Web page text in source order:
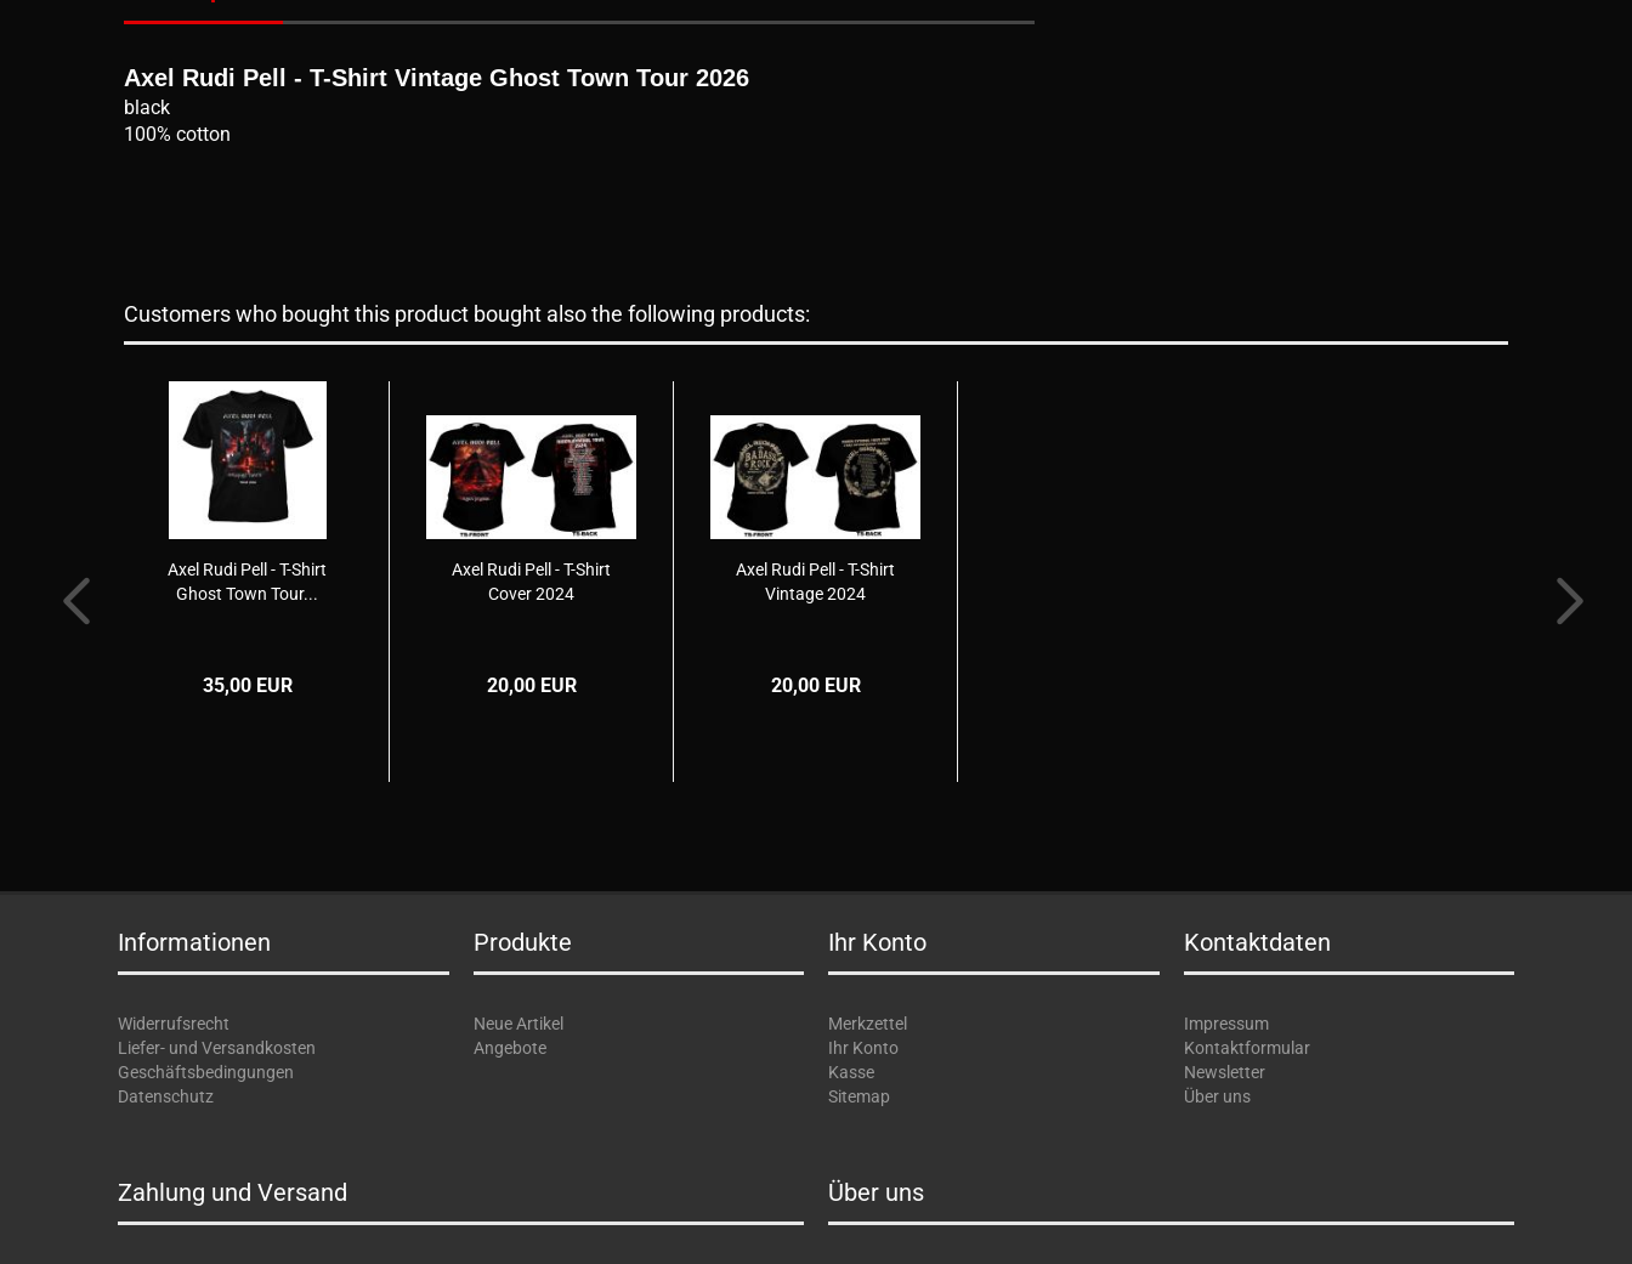
Axel Rudi Pell - T-Shirt Vintage Ghost Town Tour 2026
black
100% cotton
Customers who bought this product bought also the following products:
Axel Rudi Pell - T-Shirt
Ghost Town Tour...
35,00 EUR
Axel Rudi Pell - T-Shirt
Cover 2024
20,00 EUR
Axel Rudi Pell - T-Shirt
Vintage 2024
20,00 EUR
Informationen
Widerrufsrecht
Liefer- und Versandkosten
Geschäftsbedingungen
Datenschutz
Produkte
Neue Artikel
Angebote
Ihr Konto
Merkzettel
Ihr Konto
Kasse
Sitemap
Kontaktdaten
Impressum
Kontaktformular
Newsletter
Über uns
Zahlung und Versand Über uns